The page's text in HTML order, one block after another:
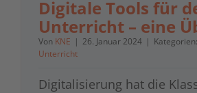
Digitale Tools für
Unterricht – eine
Von KNE | 26. Januar 2024 | Kategorien:
Unterricht
Digitalisierung hat die